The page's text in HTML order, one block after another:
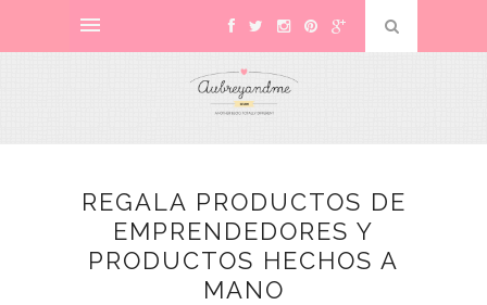
REGALA PRODUCTOS DE
EMPRENDEDORES Y
PRODUCTOS HECHOS A
MANO